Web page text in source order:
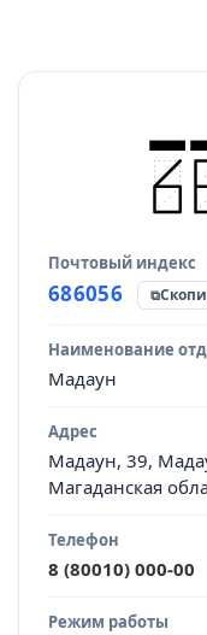
Почтовый индекс
686056
Наименование
Мадаун
Адрес
Мадаун, 39,
Магаданская
Телефон
8 (80010) 000-00
Режим работы
Источник данных